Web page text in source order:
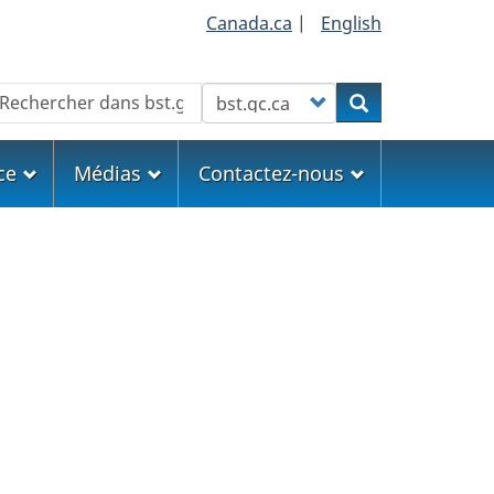
Canada.ca | English
Customize your searchRechercher
Médias Contactez-nous